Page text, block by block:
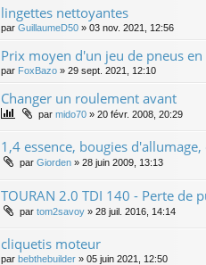
lingettes nettoyantes
par GuillaumeD50 » 03 nov. 2021, 12:56
Prix moyen d'un jeu de pneus
par FoxBazo » 29 sept. 2021, 12:10
Changer un roulement avant
par mido70 » 20 févr. 2008, 20:29
1,4 essence, bougies d'allumage,
par Giorden » 28 juin 2009, 13:13
TOURAN 2.0 TDI 140 - Perte de
par tom2savoy » 28 juil. 2016, 14:14
cliquetis moteur
par bebthebuilder » 05 juin 2021, 12:50